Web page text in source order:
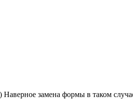
замена формы в таком